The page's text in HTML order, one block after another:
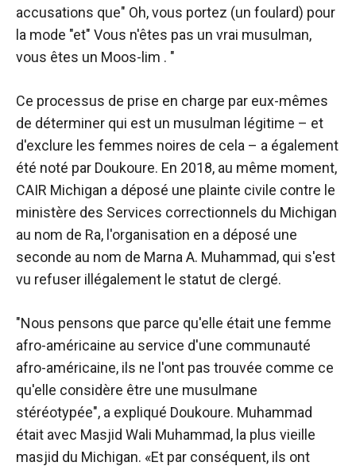
accusations que" Oh, vous portez (un foulard) pour
la mode "et" Vous n'êtes pas un vrai musulman,
vous êtes un Moos-lim . "
Ce processus de prise en charge par eux-mêmes
de déterminer qui est un musulman légitime – et
d'exclure les femmes noires de cela – a également
été noté par Doukoure. En 2018, au même moment,
CAIR Michigan a déposé une plainte civile contre le
ministère des Services correctionnels du Michigan
au nom de Ra, l'organisation en a déposé une
seconde au nom de Marna A. Muhammad, qui s'est
vu refuser illégalement le statut de clergé.
"Nous pensons que parce qu'elle était une femme
afro-américaine au service d'une communauté
afro-américaine, ils ne l'ont pas trouvée comme ce
qu'elle considère être une musulmane
stéréotypée", a expliqué Doukoure. Muhammad
était avec Masjid Wali Muhammad, la plus vieille
masjid du Michigan. «Et par conséquent, ils ont